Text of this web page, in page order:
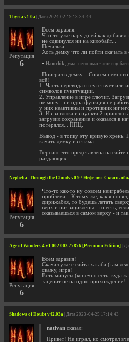
Thyria v1.0a | Дата 2024-02-19 13:34:44
Репутация
6
Всем здравия.
Что-то уже пару дней как добавил
не сдвинулся ни на килобайт...
Печалька...
Хоть демку что ли пойти скачать в
• Hamchik думал несколько часов и
Поиграл в демку... Совсем
всё!
1. Часть перевода отсутствует или
символов пунктуации.
2. Управление в игре глючит.
не могу - ни одна функция не
у них неактивны и противник
3. Из-за глюка из пункта 2
загрузил сохранение и оказался в
потерялся... ППЦ.
Вывод - в топку эту кривую хрень.
качать демку из стима.
Версию. что представлена на сайте
раздающих...
Nephelia: Through the Clouds v0.9 / Нефелия: Сквозь
Репутация
6
Что-то как-то ну совсем
проблема... К тому же, как я понял,
дирижабля, то будешь летать
верх и низ зациклены - то есть,
оказываешься в самом верху - и так
Age of Wonders 4 v1.002.003.77876 [Premium Edition] |
Репутация
6
Всем здравия!
Скачал уже с сайта хатаба (там
скажу, игра!
Есть минусы (конечно есть, куда
зацепит не на одно прохождение!
Shadows of Doubt v42.03a | Дата 2023-04-25 17:14:43
nativan сказал:
Привет! Не играл, но смотрел